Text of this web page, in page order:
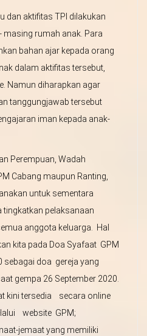
dan aktifitas TPI dilakukan
rumah anak. Para
bahan ajar kepada orang
dalam aktifitas tersebut,
Namun diharapkan agar
tanggungjawab tersebut
iman kepada anak-
Perempuan, Wadah
Cabang maupun Ranting,
untuk sementara
tingkatkan pelaksanaan
anggota keluarga. Hal
kita pada Doa Syafaat GPM
sebagai doa gereja yang
gempa 26 September 2020.
kini tersedia secara online
website GPM;
jemaat yang memiliki